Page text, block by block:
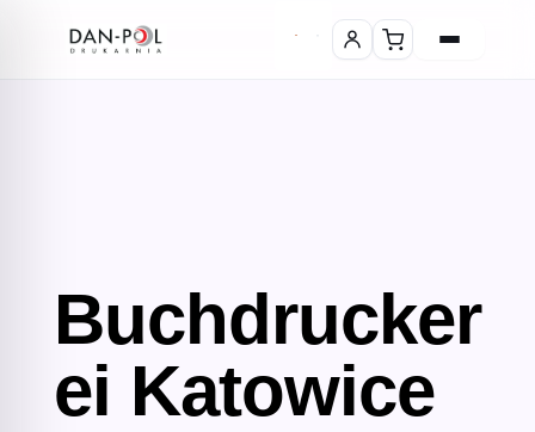
Buchdrucker
ei Katowice